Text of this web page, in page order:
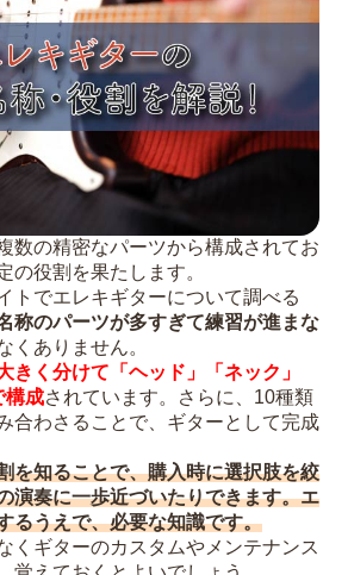
数の精密なパーツから構成されてお
の役割を果たします。
トでエレキギターについて調べる
称のパーツが多すぎて練習が進まな
くありません。
きく分けて「ヘッド」「ネック」
構成されています。さらに、10種類
合わさることで、ギターとして完成
を知ることで、購入時に選択肢を絞
演奏に一歩近づいたりできます。エ
るうえで、必要な知識です。
くギターのカスタムやメンテナンス